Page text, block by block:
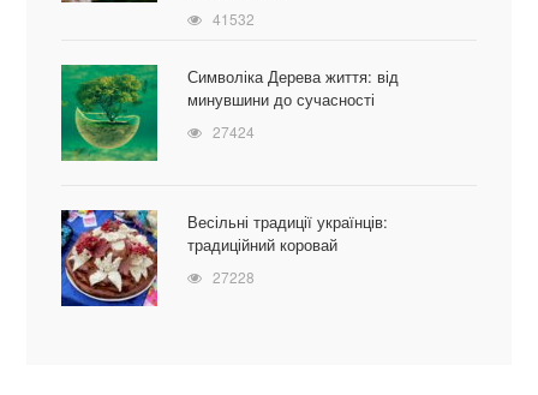
41532
Символіка Дерева життя: від
минувшини до сучасності
27424
Весільні традиції українців:
традиційний коровай
27228